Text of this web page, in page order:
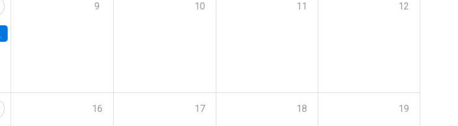
9 10 11 12
16 17 18 19